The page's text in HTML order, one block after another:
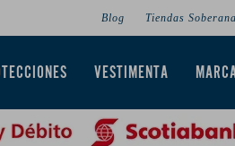
VESTIMENTA
Blog Tiendas